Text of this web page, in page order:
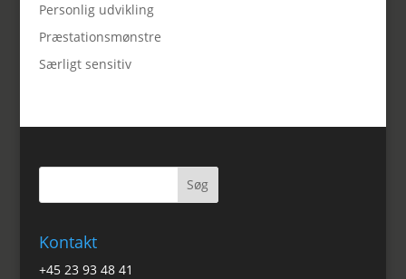
Personlig udvikling
Præstationsmønstre
Særligt sensitiv
Kontakt
+45 23 93 48 41